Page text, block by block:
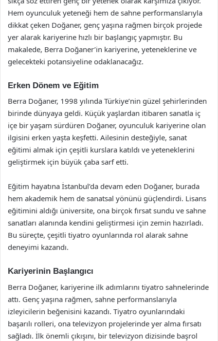
Hem oyunculuk yeteneği hem de sahne performanslarıyla
dikkat çeken Doğaner, genç yaşına rağmen birçok projede
yer alarak kariyerine hızlı bir başlangıç yapmıştır. Bu
makalede, Berra Doğaner’in kariyerine, yeteneklerine ve
gelecekteki potansiyeline odaklanacağız.
Erken Dönem ve Eğitim
Berra Doğaner, 1998 yılında Türkiye’nin güzel şehirlerinden
birinde dünyaya geldi. Küçük yaşlardan itibaren sanatla iç
içe bir yaşam sürdüren Doğaner, oyunculuk kariyerine olan
ilgisini erken yaşta keşfetti. Ailesinin desteğiyle, sanat
eğitimi almak için çeşitli kurslara katıldı ve yeteneklerini
geliştirmek için büyük çaba sarf etti.
Eğitim hayatına İstanbul’da devam eden Doğaner, burada
hem akademik hem de sanatsal yönünü güçlendirdi. Lisans
eğitimini aldığı üniversite, ona birçok fırsat sundu ve sahne
sanatları alanında kendini geliştirmesi için zemin hazırladı.
Bu süreçte, çeşitli tiyatro oyunlarında rol alarak sahne
deneyimi kazandı.
Kariyerinin Başlangıcı
Berra Doğaner, kariyerine ilk adımlarını tiyatro sahnelerinde
attı. Genç yaşına rağmen, sahne performanslarıyla
izleyicilerin beğenisini kazandı. Tiyatro oyunlarındaki
başarılı rolleri, ona televizyon projelerinde yer alma fırsatı
sağladı. İlk önemli çıkışını, bir televizyon dizisinde başrol